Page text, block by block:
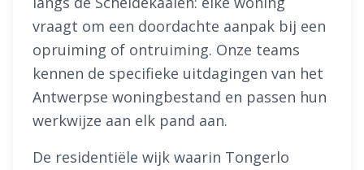
vraagt om een doordachte aanpak bij een
opruiming of ontruiming. Onze teams
kennen de specifieke uitdagingen van het
Antwerpse woningbestand en passen hun
werkwijze aan elk pand aan.
De residentiële wijk waarin Tongerlo